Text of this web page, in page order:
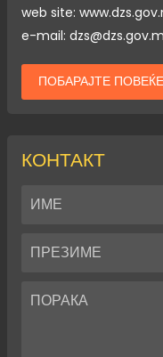
web site:
e-mail:
ПОБАРАЈТЕ
КОНТАКТ